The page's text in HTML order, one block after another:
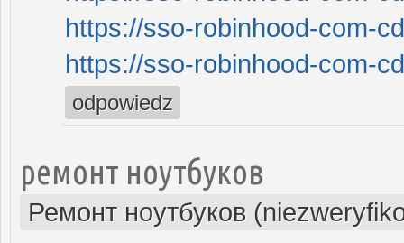
https://sso-robinhood-com-
https://sso-robinhood-com-
odpowiedz
ремонт ноутбуков
Ремонт ноутбуков